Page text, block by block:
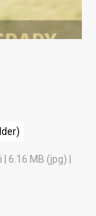
6.16 MB (jpg) |